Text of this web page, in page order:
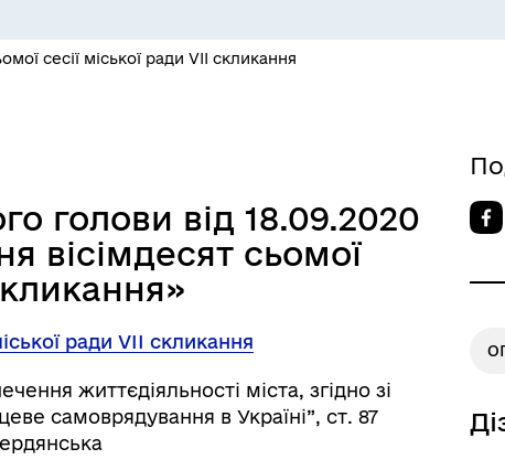
сесії міської ради VIІ скликання
голови від 18.09.2020
вісімдесят сьомої
ради VIІ скликання
життєдіяльності міста, згідно зі
самоврядування в Україні”, ст. 87